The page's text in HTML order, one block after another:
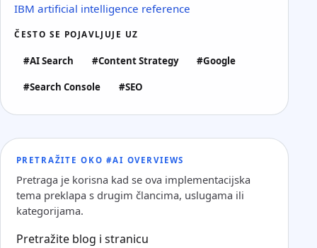
IBM artificial intelligence reference
ČESTO SE POJAVLJUJE UZ
#AI Search #Content Strategy #Google
#Search Console #SEO
PRETRAŽITE OKO #AI OVERVIEWS
Pretraga je korisna kad se ova implementacijska
tema preklapa s drugim člancima, uslugama ili
kategorijama.
Pretražite blog i stranicu